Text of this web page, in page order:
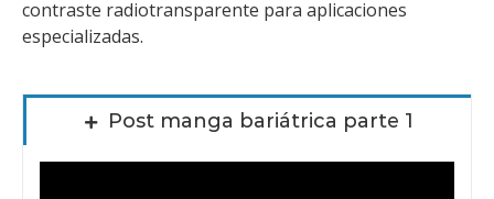
contraste radiotransparente para aplicaciones
especializadas.
Post manga bariátrica parte 1